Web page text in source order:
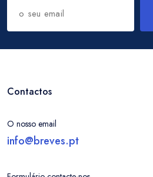
Contactos
O nosso email
info@breves.pt